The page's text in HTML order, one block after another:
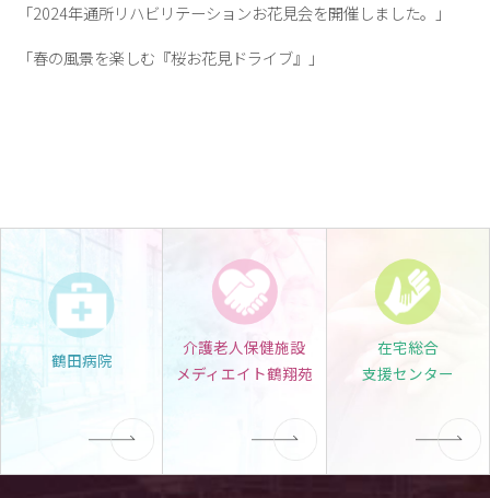
「2024年通所リハビリテーションお花見会を開催しました。」
「春の風景を楽しむ『桜お花見ドライブ』」
鶴田病院
介護老人保健施設
メディエイト鶴翔苑
在宅総合
支援センター